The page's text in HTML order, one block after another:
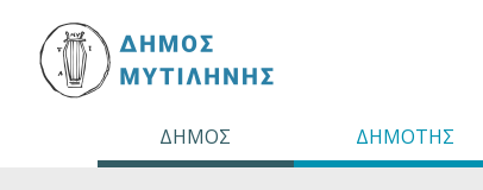
ΔΗΜΟΣ ΔΗΜΟΤΗΣ